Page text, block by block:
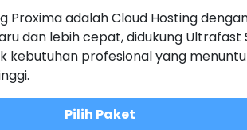
Proxima adalah Cloud Hosting
dan lebih cepat, didukung Ultrafast
kebutuhan profesional yang
Pilih Paket